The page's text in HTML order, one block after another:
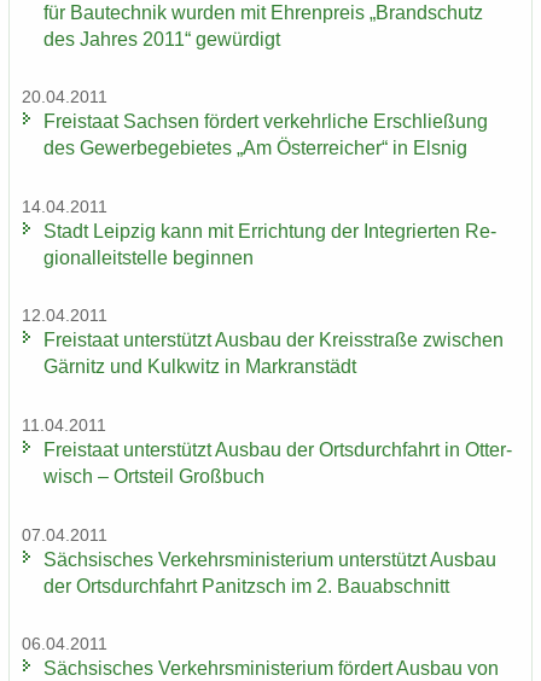
für Bau­tech­nik wur­den mit Eh­ren­preis „Brand­schutz
des Jah­res 2011“ ge­wür­digt
20.04.2011
Frei­staat Sach­sen för­dert ver­kehr­li­che Er­schlie­ßung
des Ge­wer­be­ge­bie­tes „Am Ös­ter­rei­cher“ in Els­nig
14.04.2011
Stadt Leip­zig kann mit Er­rich­tung der In­te­grier­ten Re­
gio­nal­leit­stel­le be­gin­nen
12.04.2011
Frei­staat un­ter­stützt Aus­bau der Kreis­stra­ße zwi­schen
Gär­nitz und Kulk­witz in Markran­städt
11.04.2011
Frei­staat un­ter­stützt Aus­bau der Orts­durch­fahrt in Ot­ter­
wisch – Orts­teil Groß­buch
07.04.2011
Säch­si­sches Ver­kehrs­mi­nis­te­ri­um un­ter­stützt Aus­bau
der Orts­durch­fahrt Pa­nitzsch im 2. Bau­ab­schnitt
06.04.2011
Säch­si­sches Ver­kehrs­mi­nis­te­ri­um för­dert Aus­bau von